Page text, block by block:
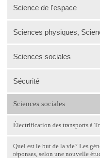
Science de l'espace
Sciences physiques,
Sciences sociales
Sécurité
Sciences sociales
Électrification des transports à
Quel est le but de la vie? Les
réponses, selon une nouvelle